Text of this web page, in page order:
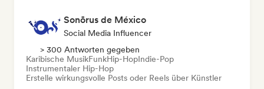
Sonōrus de México
Social Media Influencer
> 300 Antworten gegeben
Karibische MusikFunkHip-HopIndie-Pop
Instrumentaler Hip-Hop
Erstelle wirkungsvolle Posts oder Reels über Künstler